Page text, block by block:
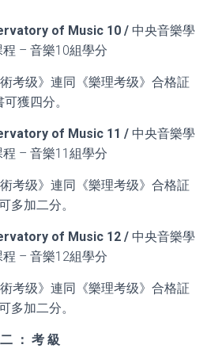
of Music 10 / 中央音樂學
程 – 音樂10組學分
考级》連同《樂理考级》合格証
可獲四分。
of Music 11 / 中央音樂學
程 – 音樂11組學分
考级》連同《樂理考级》合格証
多加二分。
of Music 12 / 中央音樂學
程 – 音樂12組學分
考级》連同《樂理考级》合格証
多加二分。
二 ： 考 級